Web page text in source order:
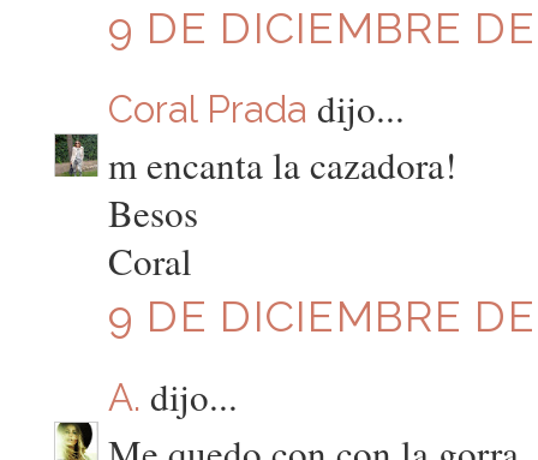
9 DE DICIEMBRE
Coral Prada dijo...
m encanta la cazadora!
Besos
Coral
9 DE DICIEMBRE
A. dijo...